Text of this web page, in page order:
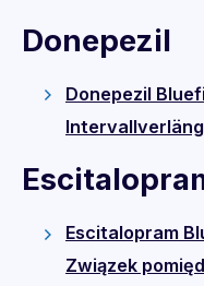
Donepezil
Donepezil
Escitalopram
Związek